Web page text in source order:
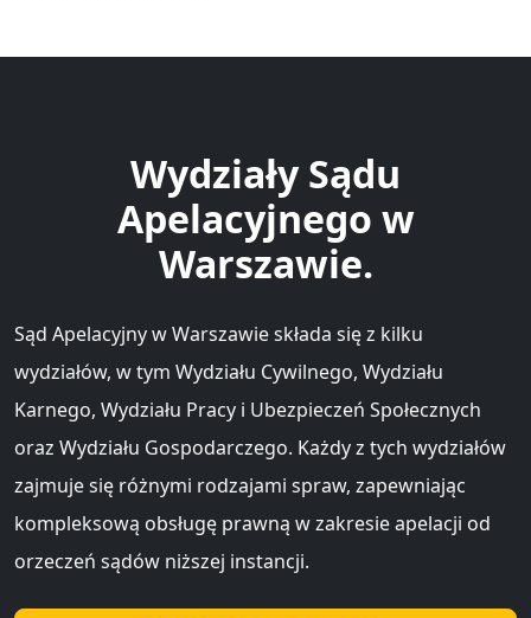
Wydziały Sądu
Apelacyjnego w
Warszawie.
Sąd Apelacyjny w Warszawie składa się z kilku
wydziałów, w tym Wydziału Cywilnego, Wydziału
Karnego, Wydziału Pracy i Ubezpieczeń Społecznych
oraz Wydziału Gospodarczego. Każdy z tych wydziałów
zajmuje się różnymi rodzajami spraw, zapewniając
kompleksową obsługę prawną w zakresie apelacji od
orzeczeń sądów niższej instancji.